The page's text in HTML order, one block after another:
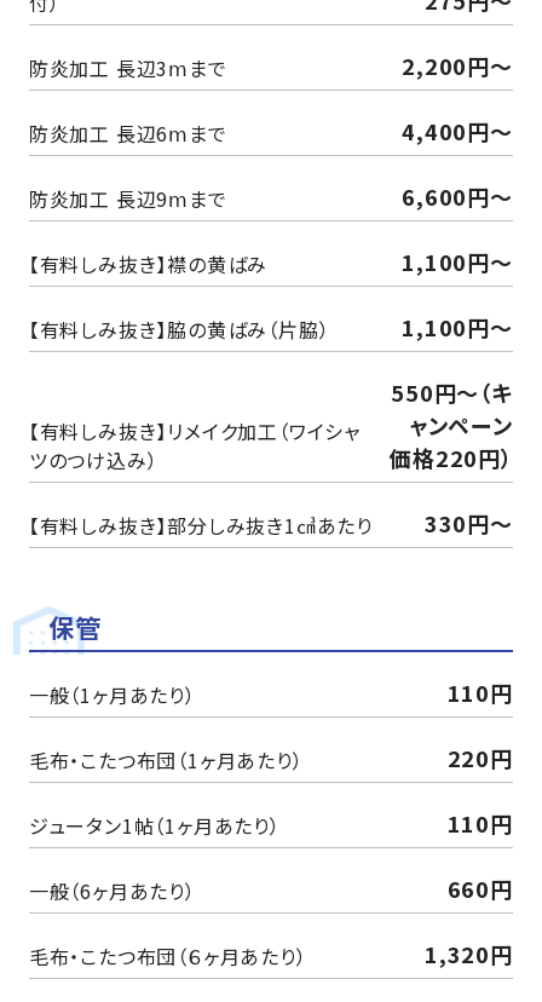
防炎加工 長辺3ⅿまで 2,200円～
防炎加工 長辺6ⅿまで 4,400円～
防炎加工 長辺9ⅿまで 6,600円～
【有料しみ抜き】襟の黄ばみ 1,100円〜
【有料しみ抜き】脇の黄ばみ（片脇） 1,100円〜
【有料しみ抜き】リメイク加工（ワイシャ
ツのつけ込み）
550円〜（キ
ャンペーン
価格220円）
【有料しみ抜き】部分しみ抜き1㎤あたり 330円〜
保管
一般（1ヶ月あたり） 110円
毛布・こたつ布団（1ヶ月あたり） 220円
ジュータン1帖（1ヶ月あたり） 110円
一般（6ヶ月あたり） 660円
毛布・こたつ布団（６ヶ月あたり） 1,320円